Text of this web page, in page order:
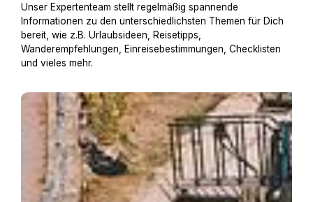
Unser Expertenteam stellt regelmäßig spannende
Informationen zu den unterschiedlichsten Themen für Dich
bereit, wie z.B. Urlaubsideen, Reisetipps,
Wanderempfehlungen, Einreisebestimmungen, Checklisten
und vieles mehr.
Hausboot mit Hund